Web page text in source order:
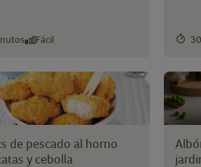
Fácil
de pescado al horno
y cebolla